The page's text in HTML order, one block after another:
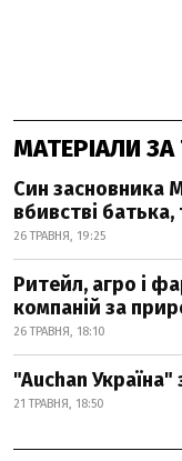
МАТЕРІАЛИ
Син засновника
вбивстві
26 ТРАВНЯ, 19:25
Ритейл, агро і
компаній за
26 ТРАВНЯ, 18:10
"Auchan Україна"
21 ТРАВНЯ, 18:50